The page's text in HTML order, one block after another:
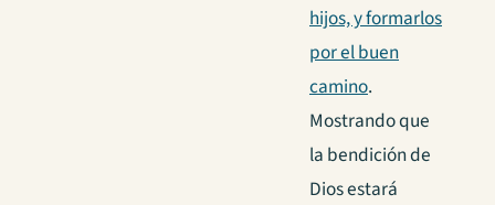
hijos, y formarlos
por el buen
camino.
Mostrando que
la bendición de
Dios estará